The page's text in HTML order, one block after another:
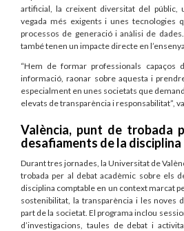
artificial, la creixent diversitat del públic,
vegada més exigents i unes tecnologies
processos de generació i anàlisi de
també tenen un impacte directe en
“Hem de formar professionals capaços
informació, raonar sobre aquesta i
especialment en unes societats que
elevats de transparència i responsabilitat”,
València, punt de trobada
desafiaments de la disciplina
Durant tres jornades, la Universitat de
trobada per al debat acadèmic sobre els
disciplina comptable en un context marcat
sostenibilitat, la transparència i les noves
part de la societat. El programa inclou
d’investigacions, taules de debat i